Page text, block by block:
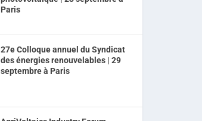
Paris
27e Colloque annuel du Syndicat
des énergies renouvelables | 29
septembre à Paris